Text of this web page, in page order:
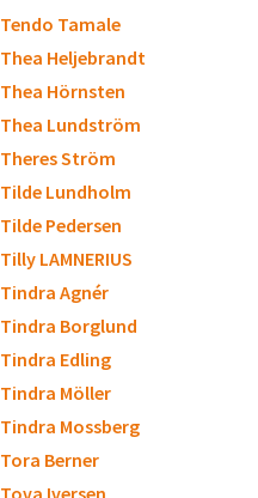
Tendo Tamale
Thea Heljebrandt
Thea Hörnsten
Thea Lundström
Theres Ström
Tilde Lundholm
Tilde Pedersen
Tilly LAMNERIUS
Tindra Agnér
Tindra Borglund
Tindra Edling
Tindra Möller
Tindra Mossberg
Tora Berner
Tova Iversen